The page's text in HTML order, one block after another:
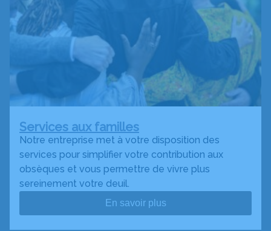
Services aux familles
Notre entreprise met à votre disposition des
services pour simplifier votre contribution aux
obsèques et vous permettre de vivre plus
sereinement votre deuil.
En savoir plus